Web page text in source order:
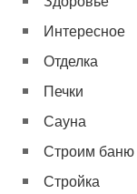
Интересное
Отделка
Печки
Сауна
Строим баню
Стройка